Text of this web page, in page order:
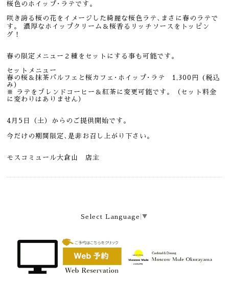
桜色のホイップ･ラテです。
咲き誇る桜の花をイメージした綺麗な桜色ラテ､まさに春のラテで
す。濃厚なホイップクリーム＆桜香るリッチソースをトッピン
グ！
春の限定メニュー２種をセットにする事も可能です。
セットメニュー
春の桜＆抹茶パルフェと桜カフェ･ホイップ･ラテ 1,300円 (税込
み）
※ ラテをブレンドコーヒー＆紅茶に変更可能です。（セット料金
に変わりはありません）
4月5日（土）からのご提供開始です。
今だけの期間限定､是非お召し上がり下さい。
モスコミュール大倉山 店主
Select Language ▼